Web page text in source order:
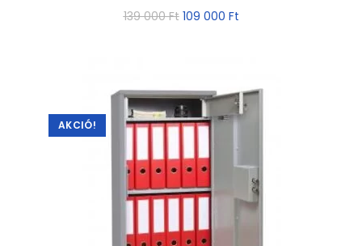
139 000Ft 109 000 Ft
AKCIÓ!